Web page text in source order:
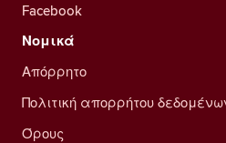
Facebook
Νομικά
Απόρρητο
Πολιτική απορρήτου
Όρους